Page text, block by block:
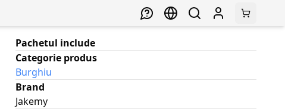
Pachetul include
Categorie produs
Burghiu
Brand
Jakemy